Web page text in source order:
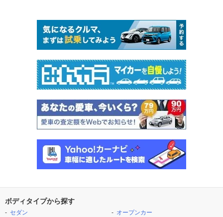
ボディタイプから探す
セダン
オープンカー